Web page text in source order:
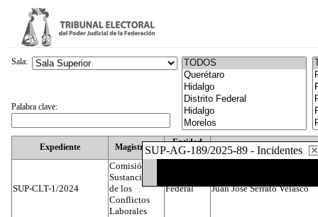
SUP-AG-189/2025-89 - Incidentes
Expediente Magistrado
Entidad
Federativa
SUP-CLT-1/2024
Comisión
Sustanciadora
de los
Conflictos
Laborales
Federal Juan José Serrato Velasco
Sala:
Palabra clave: